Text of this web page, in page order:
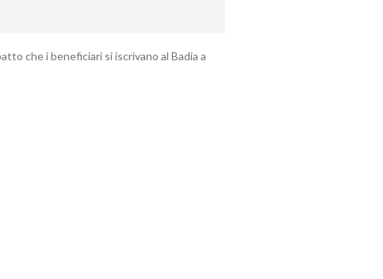
che i beneficiari si iscrivano al Badia a